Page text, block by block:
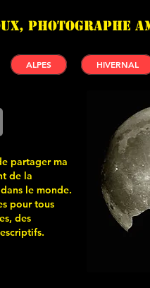
photographe
ALPES HIVERNAL
partager ma
de la
le monde.
pour tous
des